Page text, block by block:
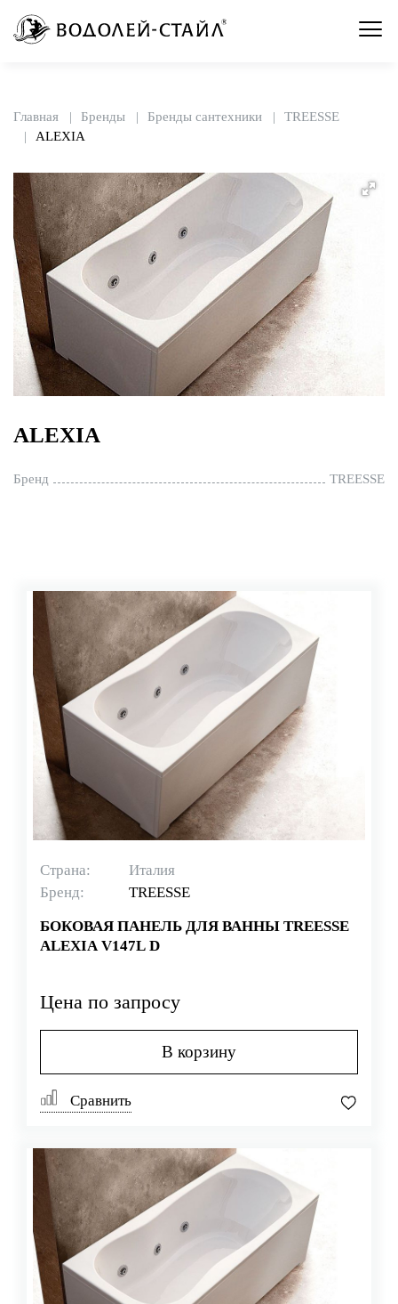
Главная Бренды Бренды сантехники
TREESSE
ALEXIA
ALEXIA
Бренд TREESSE
Страна:
Италия
Бренд:
TREESSE
БОКОВАЯ ПАНЕЛЬ ДЛЯ ВАННЫ TREESSE
ALEXIA V147L D
Цена по запросу
В корзину
Сравнить